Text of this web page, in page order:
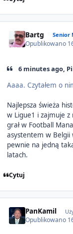
Bartg Senior
Opublikowano
6 minutes ago,
Aaaa. Czytałem o
Najlepsza świeża
w Ligue1 i zajmuje z
grał w Football
asystentem w Belgii
pewnie na jedną
latach.
Cytuj
PanKamil
Opublikowano